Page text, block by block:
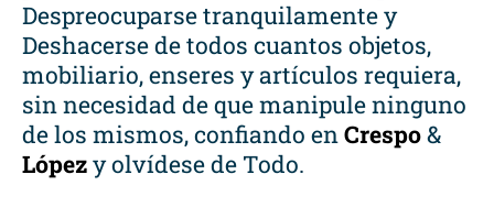
Despreocuparse tranquilamente y
Deshacerse de todos cuantos objetos,
mobiliario, enseres y artículos requiera,
sin necesidad de que manipule ninguno
de los mismos, confiando enCrespo&
Lópezy olvídese de Todo.